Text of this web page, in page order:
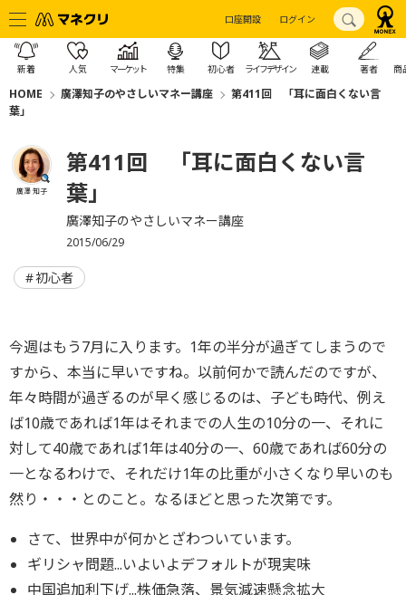
口座開設 ログイン
新着 人気 マーケット 特集 初心者 ライフデザイン 連載 著者 商
HOME 廣澤知子のやさしいマネー講座
第411回 「耳に面白くない言
葉」
廣澤 知子
第411回 「耳に面白くない言
葉」
廣澤知子のやさしいマネー講座
2015/06/29
初心者
今週はもう7月に入ります。1年の半分が過ぎてしまうので
すから、本当に早いですね。以前何かで読んだのですが、
年々時間が過ぎるのが早く感じるのは、子ども時代、例え
ば10歳であれば1年はそれまでの人生の10分の一、それに
対して40歳であれば1年は40分の一、60歳であれば60分の
一となるわけで、それだけ1年の比重が小さくなり早いのも
然り・・・とのこと。なるほどと思った次第です。
さて、世界中が何かとざわついています。
ギリシャ問題...いよいよデフォルトが現実味
中国追加利下げ...株価急落、景気減速懸念拡大